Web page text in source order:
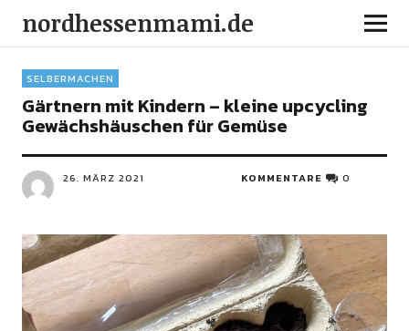
nordhessenmami.de
SELBERMACHEN
Gärtnern mit Kindern – kleine upcycling
Gewächshäuschen für Gemüse
26. MÄRZ 2021 KOMMENTARE 0